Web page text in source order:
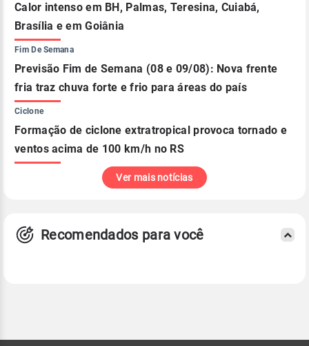
Calor intenso em BH, Palmas, Teresina, Cuiabá,
Brasília e em Goiânia
Fim De Semana
Previsão Fim de Semana (08 e 09/08): Nova frente
fria traz chuva forte e frio para áreas do país
Ciclone
Formação de ciclone extratropical provoca tornado e
ventos acima de 100 km/h no RS
Ver mais notícias
Recomendados para você